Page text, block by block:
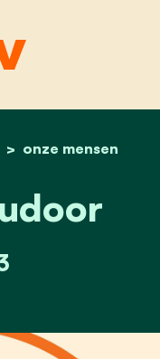
onze mensen
audoor